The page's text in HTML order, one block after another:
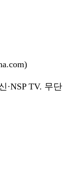
·NSP TV. 무단